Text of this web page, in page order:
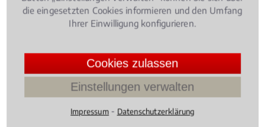
Blankenfelde
die eingesetzten Cookies informieren und den Umfang
Ihrer Einwilligung konfigurieren.
Cookies zulassen
Einstellungen verwalten
Impressum ⁃ Datenschutzerklärung